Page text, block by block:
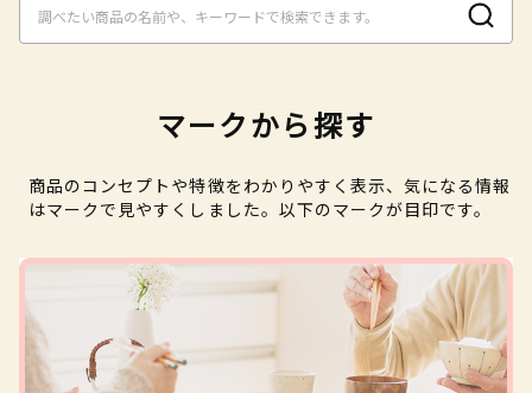
マークから探す
商品のコンセプトや特徴をわかりやすく表示、気になる情報
はマークで見やすくしました。以下のマークが目印です。